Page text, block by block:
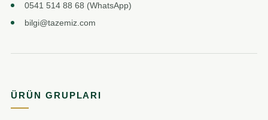
0541 514 88 68 (WhatsApp)
bilgi@tazemiz.com
ÜRÜN GRUPLARI